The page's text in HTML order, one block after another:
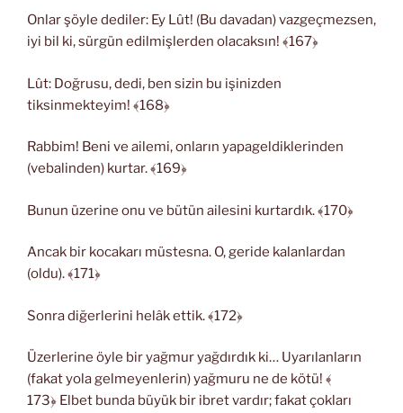
Onlar şöyle dediler: Ey Lût! (Bu davadan) vazgeçmezsen,
iyi bil ki, sürgün edilmişlerden olacaksın! ﴾167﴿
Lût: Doğrusu, dedi, ben sizin bu işinizden
tiksinmekteyim! ﴾168﴿
Rabbim! Beni ve ailemi, onların yapageldiklerinden
(vebalinden) kurtar. ﴾169﴿
Bunun üzerine onu ve bütün ailesini kurtardık. ﴾170﴿
Ancak bir kocakarı müstesna. O, geride kalanlardan
(oldu). ﴾171﴿
Sonra diğerlerini helâk ettik. ﴾172﴿
Üzerlerine öyle bir yağmur yağdırdık ki… Uyarılanların
(fakat yola gelmeyenlerin) yağmuru ne de kötü! ﴾
173﴿ Elbet bunda büyük bir ibret vardır; fakat çokları